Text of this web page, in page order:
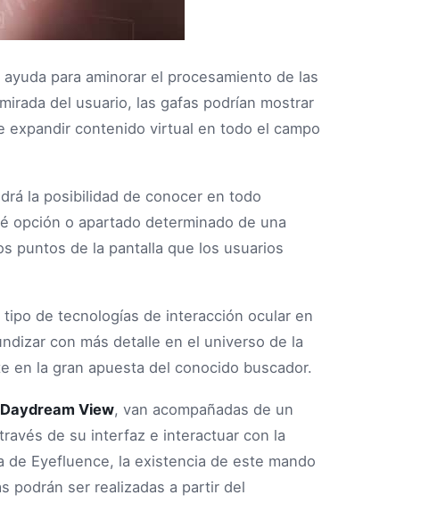
para aminorar el procesamiento de las
del usuario, las gafas podrían mostrar
contenido virtual en todo el campo
la posibilidad de conocer en todo
opción o apartado determinado de una
puntos de la pantalla que los usuarios
de tecnologías de interacción ocular en
con más detalle en el universo de la
en la gran apuesta del conocido buscador.
Daydream View, van acompañadas de un
de su interfaz e interactuar con la
Eyefluence, la existencia de este mando
podrán ser realizadas a partir del